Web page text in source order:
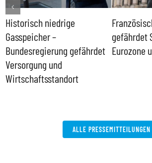
Historisch niedrige
Gasspeicher –
Bundesregierung gefährdet
Versorgung und
Wirtschaftsstandort
gefährdet
Eurozone
ALLE PRESSEMITTEILUNGEN